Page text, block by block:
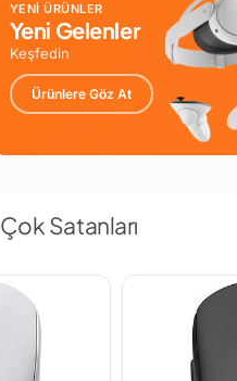
YENİ ÜRÜNLER
Yeni Gelenler
Keşfedin
Ürünlere Göz At
Satanları